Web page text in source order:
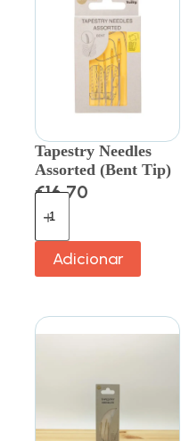
Tapestry Needles
Assorted (Bent Tip)
€16.70
Adicionar